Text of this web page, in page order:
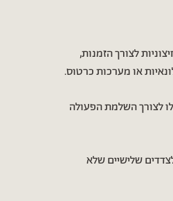
לצורך הזמנות,
או מערכות כרטוס.
לצורך השלמת הפעולה
שלישיים שלא